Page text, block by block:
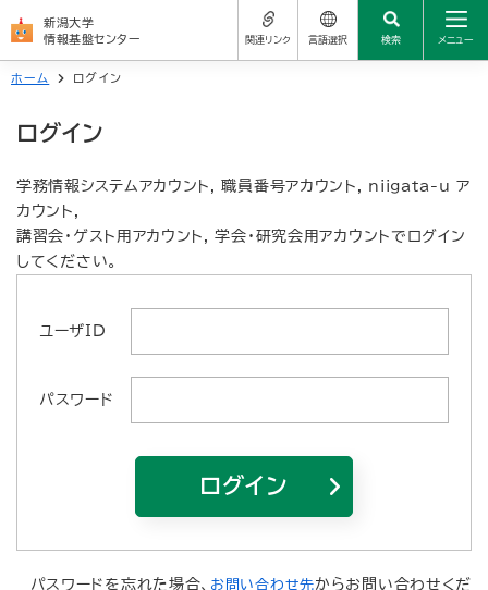
新潟大学
情報基盤センター
関連リンク 言語選択 検索 メニュー
センターについて
学生の方
教職員の方
サービス一覧
よくある質問（FAQ）
お問い合わせ先
新潟大学公式サイト
学生メール
統合アカウント（新大ID）
العربية
简体中文
繁體中文
Nederlands
Bahasa Indonesia
日本語
お問い合わせ先
ホーム ログイン
ログイン
学務情報システムアカウント, 職員番号アカウント, niigata-u ア
カウント,
講習会・ゲスト用アカウント, 学会・研究会用アカウントでログイン
してください。
ユーザID
パスワード
ログイン
パスワードを忘れた場合、 お問い合わせ先からお問い合わせくだ